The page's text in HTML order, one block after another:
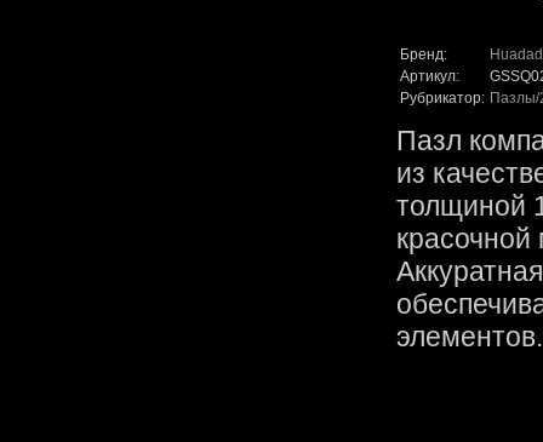
Бренд:
Артикул:
Рубрикатор: Пазлы/
Пазл
из
толщиной
красочной